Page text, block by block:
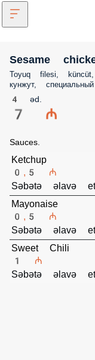
Sesame
Toyuq filesi,
кунжут,
4 əd.
7 ₼
Sauces.
Ketchup
0,5 ₼
Səbətə əlavə et
Mayonaise
0,5 ₼
Səbətə əlavə et
Sweet Chili
1 ₼